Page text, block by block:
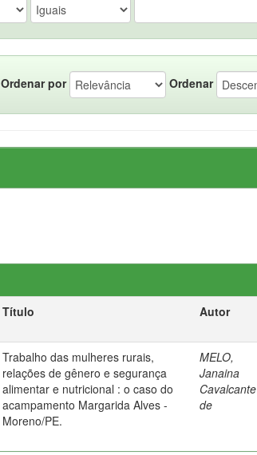
Ordenar por Ordenar
Título Autor
Trabalho das mulheres rurais,
relações de gênero e segurança
alimentar e nutricional : o caso do
acampamento Margarida Alves -
Moreno/PE.
MELO,
Janaina
Cavalcante
de